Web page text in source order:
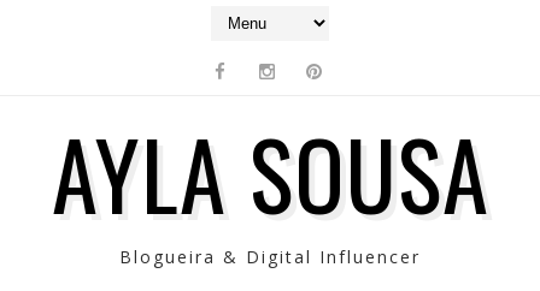
AYLA SOUSA
Blogueira & Digital Influencer